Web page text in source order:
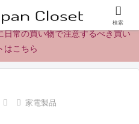
品レビューとニュース
常の買い物で注意するべき買い
はこちら
家電製品
検索